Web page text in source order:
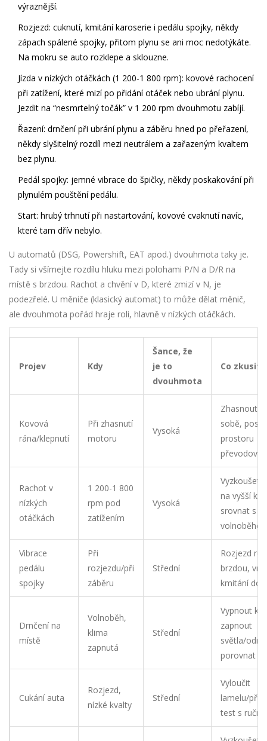
výraznější.
Rozjezd: cuknutí, kmitání karoserie i pedálu spojky, někdy
zápach spálené spojky, přitom plynu se ani moc nedotýkáte.
Na mokru se auto rozklepe a sklouzne.
Jízda v nízkých otáčkách (1 200-1 800 rpm): kovové rachocení
při zatížení, které mizí po přidání otáček nebo ubrání plynu.
Jezdit na “nesmrtelný točák” v 1 200 rpm dvouhmotu zabíjí.
Řazení: drnčení při ubrání plynu a záběru hned po přeřazení,
někdy slyšitelný rozdíl mezi neutrálem a zařazeným kvaltem
bez plynu.
Pedál spojky: jemné vibrace do špičky, někdy poskakování při
plynulém pouštění pedálu.
Start: hrubý trhnutí při nastartování, kovové cvaknutí navíc,
které tam dřív nebylo.
U automatů (DSG, Powershift, EAT apod.) dvouhmota taky je.
Tady si všímejte rozdílu hluku mezi polohami P/N a D/R na
místě s brzdou. Rachot a chvění v D, které zmizí v N, je
podezřelé. U měniče (klasický automat) to může dělat měnič,
ale dvouhmota pořád hraje roli, hlavně v nízkých otáčkách.
Projev Kdy
Šance, že
je to
dvouhmota
Co zkusit
Kovová
rána/klepnutí
Při zhasnutí
motoru
Vysoká
Zhasnout
sobě,
prostoru
převodovky
Rachot v
nízkých
otáčkách
1 200-1 800
rpm pod
zatížením
Vysoká
Vyzkoušet
na vyšší
srovnat s
Vibrace
pedálu
spojky
Při
rozjezdu/při
záběru
Střední
Rozjezd
brzdou,
kmitání do
Drnčení na
místě
Volnoběh,
klima
zapnutá
Střední
Vypnout
zapnout
světla/
porovnat
Cukání auta
Rozjezd,
nízké kvalty
Střední
Vyloučit
lamelu/
test s ruční